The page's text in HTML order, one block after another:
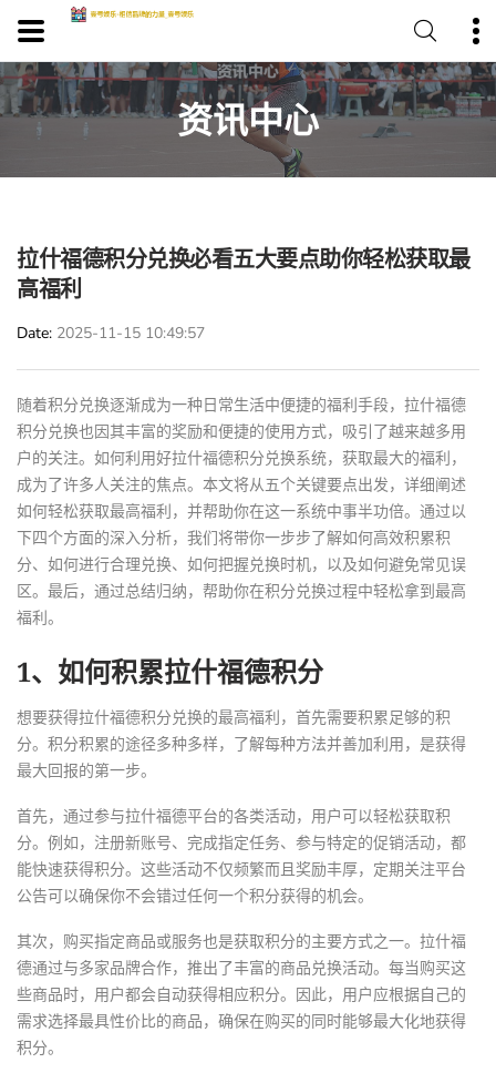
资讯中心
拉什福德积分兑换必看五大要点助你轻松获取最
高福利
Date 2025-11-15 10:49:57
随着积分兑换逐渐成为一种日常生活中便捷的福利手段，拉什福德
积分兑换也因其丰富的奖励和便捷的使用方式，吸引了越来越多用
户的关注。如何利用好拉什福德积分兑换系统，获取最大的福利，
成为了许多人关注的焦点。本文将从五个关键要点出发，详细阐述
如何轻松获取最高福利，并帮助你在这一系统中事半功倍。通过以
下四个方面的深入分析，我们将带你一步步了解如何高效积累积
分、如何进行合理兑换、如何把握兑换时机，以及如何避免常见误
区。最后，通过总结归纳，帮助你在积分兑换过程中轻松拿到最高
福利。
1、如何积累拉什福德积分
想要获得拉什福德积分兑换的最高福利，首先需要积累足够的积
分。积分积累的途径多种多样，了解每种方法并善加利用，是获得
最大回报的第一步。
首先，通过参与拉什福德平台的各类活动，用户可以轻松获取积
分。例如，注册新账号、完成指定任务、参与特定的促销活动，都
能快速获得积分。这些活动不仅频繁而且奖励丰厚，定期关注平台
公告可以确保你不会错过任何一个积分获得的机会。
其次，购买指定商品或服务也是获取积分的主要方式之一。拉什福
德通过与多家品牌合作，推出了丰富的商品兑换活动。每当购买这
些商品时，用户都会自动获得相应积分。因此，用户应根据自己的
需求选择最具性价比的商品，确保在购买的同时能够最大化地获得
积分。